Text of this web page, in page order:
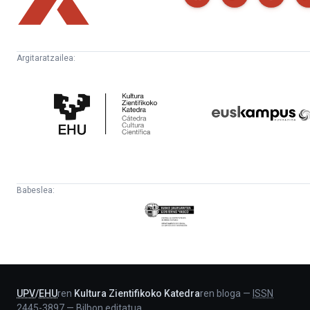
Argitaratzailea:
Zientifikoko
Katedra
Babeslea:
Eusko
Jaurlaritza
UPV/EHUren Kultura Zientifikoko Katedraren bloga — ISSN
2445-3897 — Bilbon editatua